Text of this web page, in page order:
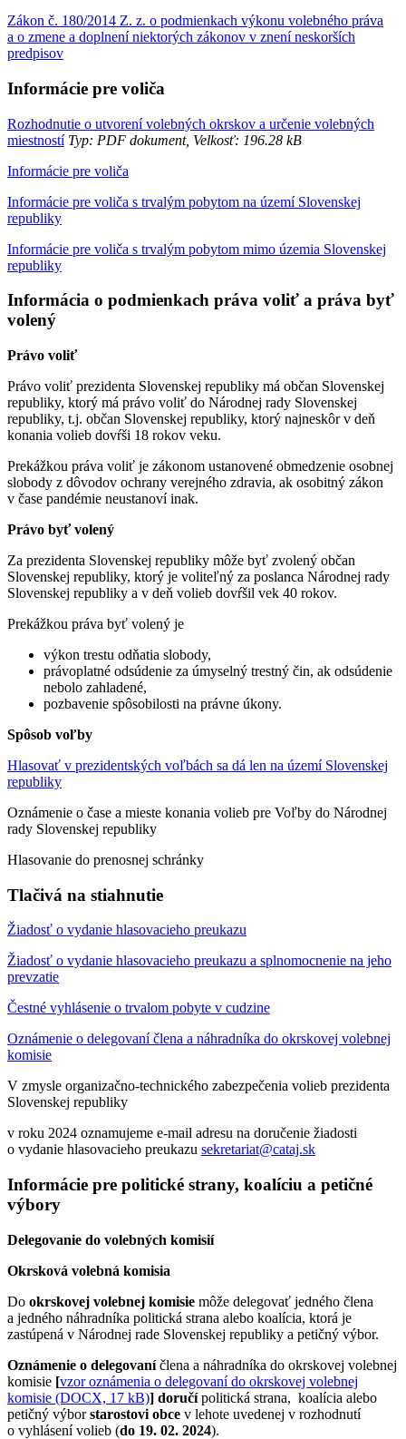
Zákon č. 180/2014 Z. z. o podmienkach výkonu volebného práva
a o zmene a doplnení niektorých zákonov v znení neskorších
predpisov
Informácie pre voliča
Rozhodnutie o utvorení volebných okrskov a určenie volebných
miestnostíTyp: PDF dokument, Velkosť: 196.28 kB
Informácie pre voliča
Informácie pre voliča s trvalým pobytom na území Slovenskej
republiky
Informácie pre voliča s trvalým pobytom mimo územia Slovenskej
republiky
Informácia o podmienkach práva voliť a práva byť
volený
Právo voliť
Právo voliť prezidenta Slovenskej republiky má občan Slovenskej
republiky, ktorý má právo voliť do Národnej rady Slovenskej
republiky, t.j. občan Slovenskej republiky, ktorý najneskôr v deň
konania volieb dovŕši 18 rokov veku.
Prekážkou práva voliť je zákonom ustanovené obmedzenie osobnej
slobody z dôvodov ochrany verejného zdravia, ak osobitný zákon
v čase pandémie neustanoví inak.
Právo byť volený
Za prezidenta Slovenskej republiky môže byť zvolený občan
Slovenskej republiky, ktorý je voliteľný za poslanca Národnej rady
Slovenskej republiky a v deň volieb dovŕšil vek 40 rokov.
Prekážkou práva byť volený je
výkon trestu odňatia slobody,
právoplatné odsúdenie za úmyselný trestný čin, ak odsúdenie
nebolo zahladené,
pozbavenie spôsobilosti na právne úkony.
Spôsob voľby
Hlasovať v prezidentských voľbách sa dá len na území Slovenskej
republiky
Oznámenie o čase a mieste konania volieb pre Voľby do Národnej
rady Slovenskej republiky
Hlasovanie do prenosnej schránky
Tlačivá na stiahnutie
Žiadosť o vydanie hlasovacieho preukazu
Žiadosť o vydanie hlasovacieho preukazu a splnomocnenie na jeho
prevzatie
Čestné vyhlásenie o trvalom pobyte v cudzine
Oznámenie o delegovaní člena a náhradníka do okrskovej volebnej
komisie
V zmysle organizačno-technického zabezpečenia volieb prezidenta
Slovenskej republiky
v roku 2024 oznamujeme e-mail adresu na doručenie žiadosti
o vydanie hlasovacieho preukazu sekretariat@cataj.sk
Informácie pre politické strany, koalíciu a petičné
výbory
Delegovanie do volebných komisií
Okrsková volebná komisia
Do okrskovej volebnej komisie môže delegovať jedného člena
a jedného náhradníka politická strana alebo koalícia, ktorá je
zastúpená v Národnej rade Slovenskej republiky a petičný výbor.
Oznámenie o delegovaníčlena a náhradníka do okrskovej volebnej
komisie [vzor oznámenia o delegovaní do okrskovej volebnej
komisie (DOCX, 17 kB)] doručípolitická strana, koalícia alebo
petičný výborstarostovi obce v lehote uvedenej v rozhodnutí
o vyhlásení volieb (do 19. 02. 2024).